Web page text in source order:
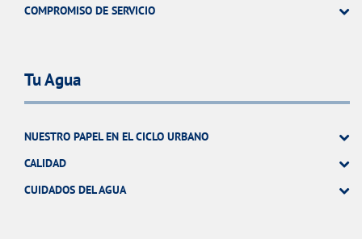
COMPROMISO DE SERVICIO
Tu Agua
NUESTRO PAPEL EN EL CICLO URBANO
CALIDAD
CUIDADOS DEL AGUA